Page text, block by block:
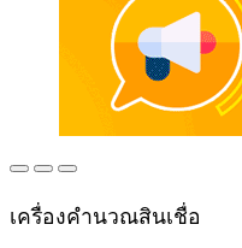
เครื่องคำนวณสินเชื่อ